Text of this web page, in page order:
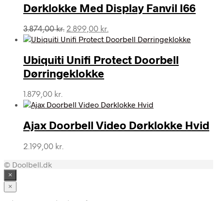
Dørklokke Med Display Fanvil I66
3.874,00kr. Den
oprindelige
var:
3.874,00 kr..
2.899,00 kr.
aktuelle
er:
2.899,00 kr..
Ubiquiti Unifi Protect Doorbell
Dørringeklokke
1.879,00 kr.
Ajax Doorbell Video Dørklokke Hvid
2.199,00 kr.
© Doolbell.dk
×
×